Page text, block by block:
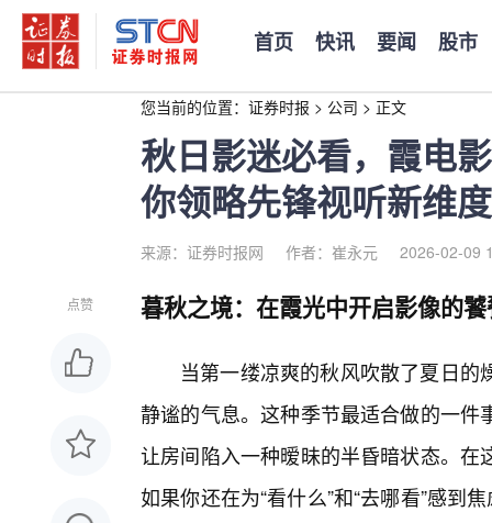
首页 快讯 要闻 股市
您当前的位置： 证券时报 > 公司 > 正文
秋日影迷必看，霞电
你领略先锋视听新维度
来源：证券时报网 作者：崔永元 2026-02-09
点赞 暮秋之境：在霞光中开启影像的
当第一缕凉爽的秋风吹散了夏日
静谧的气息。这种季节最适合做的一
让房间陷入一种暧昧的半昏暗状态。
如果你还在为“看什么”和“去哪看”感到